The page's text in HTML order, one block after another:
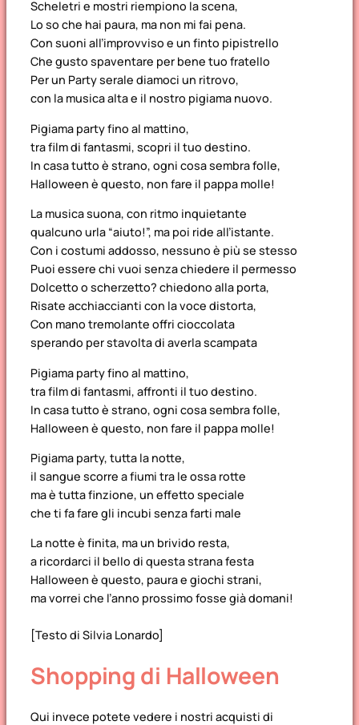
Scheletri e mostri riempiono la scena,
Lo so che hai paura, ma non mi fai pena.
Con suoni all’improvviso e un finto pipistrello
Che gusto spaventare per bene tuo fratello
Per un Party serale diamoci un ritrovo,
con la musica alta e il nostro pigiama nuovo.
Pigiama party fino al mattino,
tra film di fantasmi, scopri il tuo destino.
In casa tutto è strano, ogni cosa sembra folle,
Halloween è questo, non fare il pappa molle!
La musica suona, con ritmo inquietante
qualcuno urla “aiuto!”, ma poi ride all’istante.
Con i costumi addosso, nessuno è più se stesso
Puoi essere chi vuoi senza chiedere il permesso
Dolcetto o scherzetto? chiedono alla porta,
Risate acchiaccianti con la voce distorta,
Con mano tremolante offri cioccolata
sperando per stavolta di averla scampata
Pigiama party fino al mattino,
tra film di fantasmi, affronti il tuo destino.
In casa tutto è strano, ogni cosa sembra folle,
Halloween è questo, non fare il pappa molle!
Pigiama party, tutta la notte,
il sangue scorre a fiumi tra le ossa rotte
ma è tutta finzione, un effetto speciale
che ti fa fare gli incubi senza farti male
La notte è finita, ma un brivido resta,
a ricordarci il bello di questa strana festa
Halloween è questo, paura e giochi strani,
ma vorrei che l’anno prossimo fosse già domani!
[Testo di Silvia Lonardo]
Shopping di Halloween
Qui invece potete vedere i nostri acquisti di